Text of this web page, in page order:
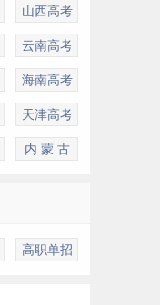
山西高考
云南高考
海南高考
天津高考
内 蒙 古
高职单招